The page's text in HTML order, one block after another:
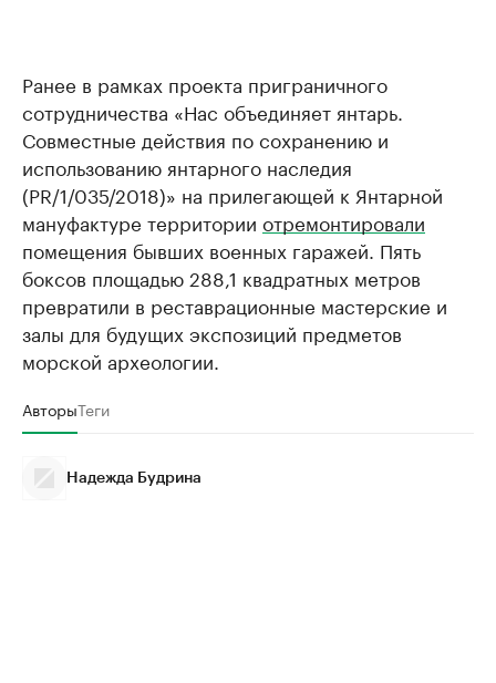
Ранее в рамках проекта приграничного
сотрудничества «Нас объединяет янтарь.
Совместные действия по сохранению и
использованию янтарного наследия
(PR/1/035/2018)» на прилегающей к Янтарной
мануфактуре территории отремонтировали
помещения бывших военных гаражей. Пять
боксов площадью 288,1 квадратных метров
превратили в реставрационные мастерские и
залы для будущих экспозиций предметов
морской археологии.
АвторыТеги
Надежда Будрина